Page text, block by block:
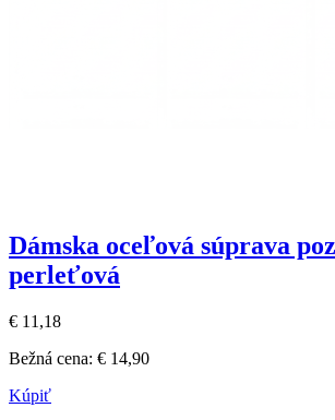
Dámska oceľová súprava
perleťová
€ 11,18
Bežná cena: € 14,90
Kúpiť